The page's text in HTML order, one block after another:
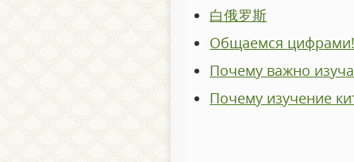
白俄罗斯
Общаемся цифрами!
Почему важно
Почему изучение